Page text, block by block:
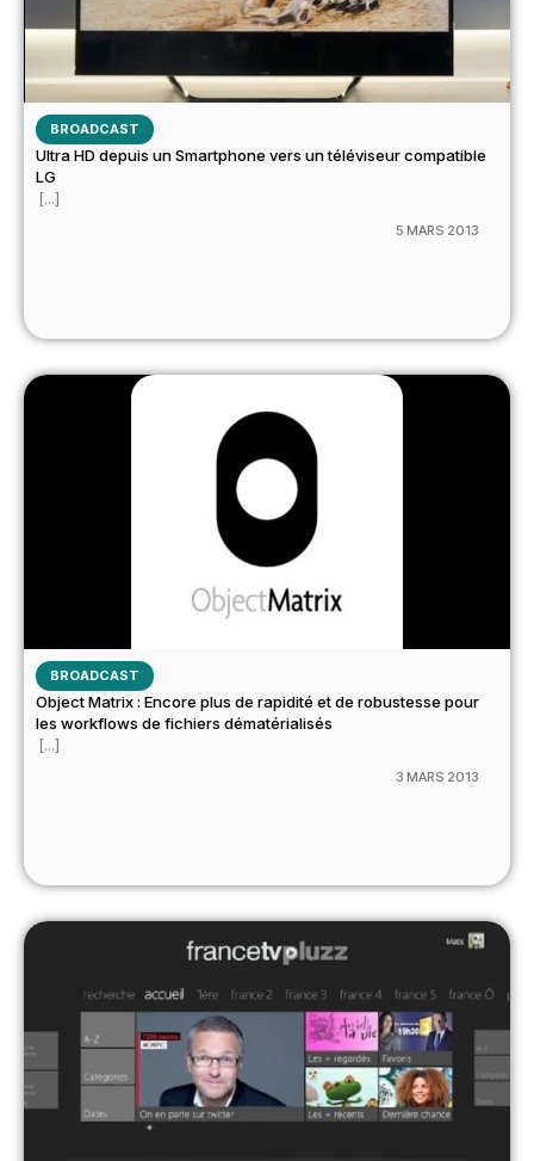
BROADCAST
Ultra HD depuis un Smartphone vers un téléviseur compatible
LG
[...]
5 MARS 2013
BROADCAST
Object Matrix : Encore plus de rapidité et de robustesse pour
les workflows de fichiers dématérialisés
[...]
3 MARS 2013